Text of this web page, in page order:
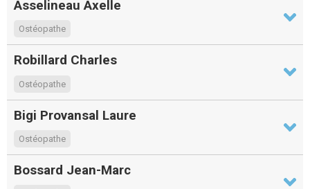
Asselineau Axelle
Ostéopathe
Robillard Charles
Ostéopathe
Bigi Provansal Laure
Ostéopathe
Bossard Jean-Marc